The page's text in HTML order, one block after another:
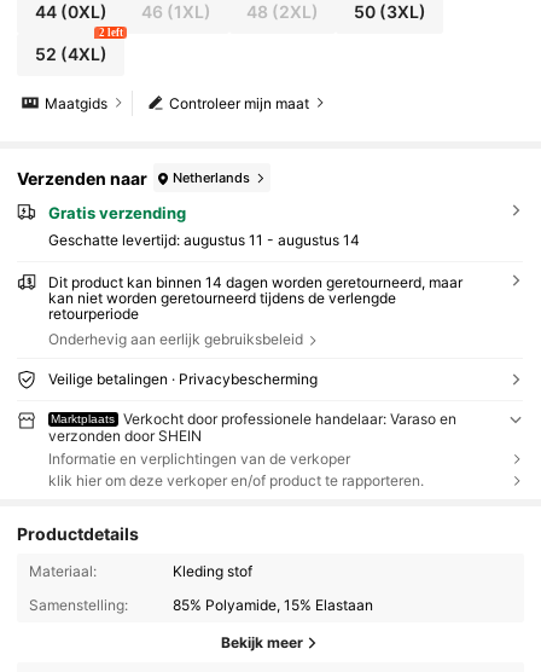
44(0XL) 46 (1XL) 48 (2XL) 50(3XL)
52 (4XL)
2 left
Controleer mijn maat
Maatgids
Verzenden naar Netherlands
Gratis verzending
Geschatte levertijd: augustus 11 - augustus 14
Dit product kan binnen 14 dagen worden geretourneerd, maar
kan niet worden geretourneerd tijdens de verlengde
retourperiode
Onderhevig aan eerlijk gebruiksbeleid
Veilige betalingen · Privacybescherming
Marktplaats
Verkocht door professionele handelaar: Varaso en
verzonden door SHEIN
Informatie en verplichtingen van de verkoper
klik hier om deze verkoper en/of product te rapporteren.
Productdetails
Materiaal:
Kleding stof
Samenstelling:
85% Polyamide, 15% Elastaan
Bekijk meer